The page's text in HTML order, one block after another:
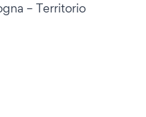
– Territorio